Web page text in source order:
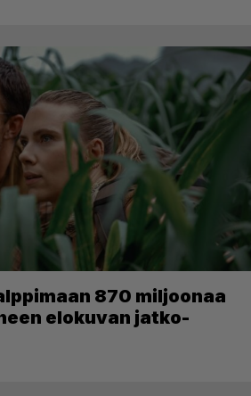
870 miljoonaa
elokuvan jatko-